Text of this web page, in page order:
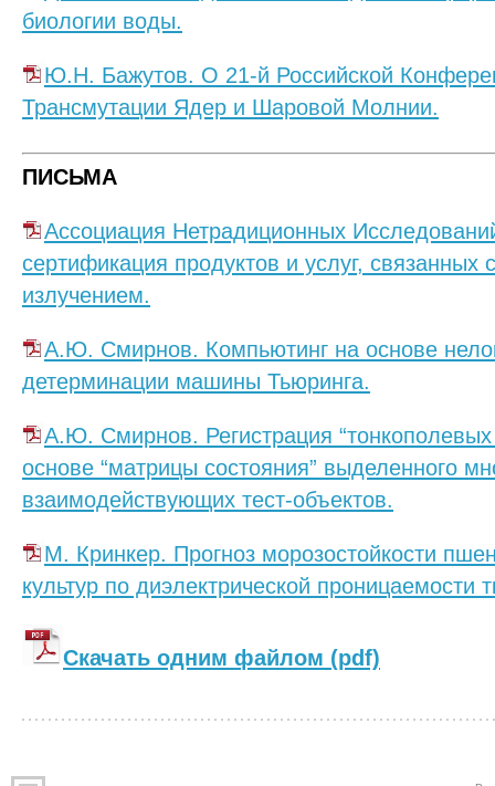
биологии воды.
Ю.Н. Бажутов. О 21-й Российской
Трансмутации Ядер и Шаровой Молнии.
ПИСЬМА
Ассоциация Нетрадиционных
сертификация продуктов и услуг, связанных
излучением.
А.Ю. Смирнов. Компьютинг на основе
детерминации машины Тьюринга.
А.Ю. Смирнов. Регистрация “тонкополевых
основе “матрицы состояния” выделенного
взаимодействующих тест-объектов.
М. Кринкер. Прогноз морозостойкости
культур по диэлектрической проницаемости
Скачать одним файлом (pdf)